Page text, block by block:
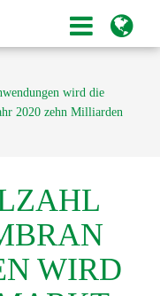
wird die
2020 zehn Milliarden
WIRD